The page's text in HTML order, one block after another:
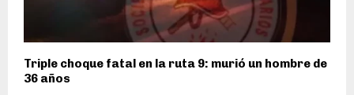
Triple choque fatal en la ruta 9: murió un hombre de
36 años